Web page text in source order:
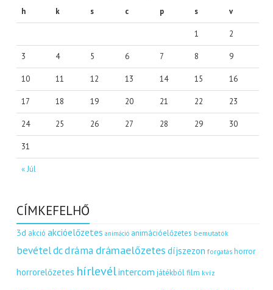
h
k s c p s v
« Júl
1 2
3 4 5 6 7 8 9
10 11 12 13 14 15 16
17 18 19 20 21 22 23
24 25 26 27 28 29 30
31
CÍMKEFELHŐ
3d akció akcióelőzetes animáció animációelőzetes bemutatók
bevételdcdráma drámaelőzetes díjszezon forgatás horror
horrorelőzetes hírlevélintercom játékból film kvíz